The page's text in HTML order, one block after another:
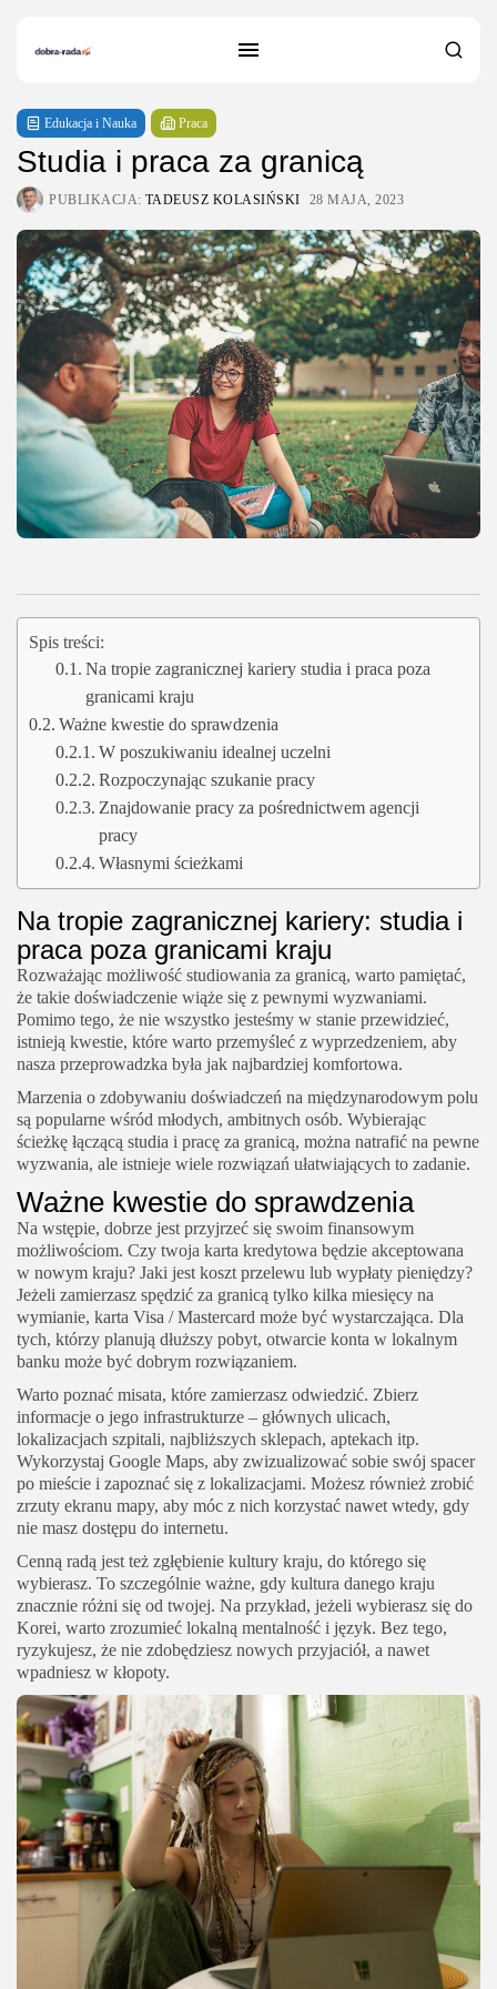
Edukacja i Nauka Praca
Studia i praca za granicą
PUBLIKACJA: TADEUSZ KOLASIŃSKI 28 MAJA, 2023
Spis treści:
Na tropie zagranicznej kariery studia i praca poza
granicami kraju
Ważne kwestie do sprawdzenia
W poszukiwaniu idealnej uczelni
Rozpoczynając szukanie pracy
Znajdowanie pracy za pośrednictwem agencji
pracy
Własnymi ścieżkami
Na tropie zagranicznej kariery: studia i
praca poza granicami kraju
Rozważając możliwość studiowania za granicą, warto pamiętać,
że takie doświadczenie wiąże się z pewnymi wyzwaniami.
Pomimo tego, że nie wszystko jesteśmy w stanie przewidzieć,
istnieją kwestie, które warto przemyśleć z wyprzedzeniem, aby
nasza przeprowadzka była jak najbardziej komfortowa.
Marzenia o zdobywaniu doświadczeń na międzynarodowym polu
są popularne wśród młodych, ambitnych osób. Wybierając
ścieżkę łączącą studia i pracę za granicą, można natrafić na pewne
wyzwania, ale istnieje wiele rozwiązań ułatwiających to zadanie.
Ważne kwestie do sprawdzenia
Na wstępie, dobrze jest przyjrzeć się swoim finansowym
możliwościom. Czy twoja karta kredytowa będzie akceptowana
w nowym kraju? Jaki jest koszt przelewu lub wypłaty pieniędzy?
Jeżeli zamierzasz spędzić za granicą tylko kilka miesięcy na
wymianie, karta Visa / Mastercard może być wystarczająca. Dla
tych, którzy planują dłuższy pobyt, otwarcie konta w lokalnym
banku może być dobrym rozwiązaniem.
Warto poznać misata, które zamierzasz odwiedzić. Zbierz
informacje o jego infrastrukturze – głównych ulicach,
lokalizacjach szpitali, najbliższych sklepach, aptekach itp.
Wykorzystaj Google Maps, aby zwizualizować sobie swój spacer
po mieście i zapoznać się z lokalizacjami. Możesz również zrobić
zrzuty ekranu mapy, aby móc z nich korzystać nawet wtedy, gdy
nie masz dostępu do internetu.
Cenną radą jest też zgłębienie kultury kraju, do którego się
wybierasz. To szczególnie ważne, gdy kultura danego kraju
znacznie różni się od twojej. Na przykład, jeżeli wybierasz się do
Korei, warto zrozumieć lokalną mentalność i język. Bez tego,
ryzykujesz, że nie zdobędziesz nowych przyjaciół, a nawet
wpadniesz w kłopoty.